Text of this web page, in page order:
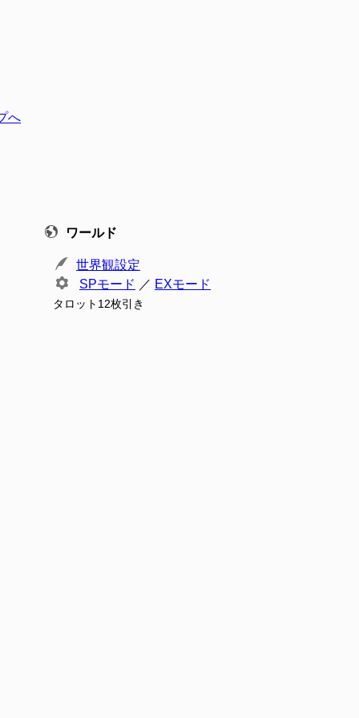
へ
ワールド
世界観設定
SPモード ／ EXモード
タロット12枚引き